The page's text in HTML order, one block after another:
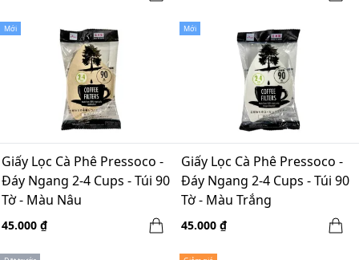
Mới
Giấy Lọc Cà Phê Pressoco -
Đáy Ngang 2-4 Cups - Túi 90
Tờ - Màu Nâu
45.000 ₫
Mới
Giấy Lọc Cà Phê Pressoco -
Đáy Ngang 2-4 Cups - Túi 90
Tờ - Màu Trắng
45.000 ₫